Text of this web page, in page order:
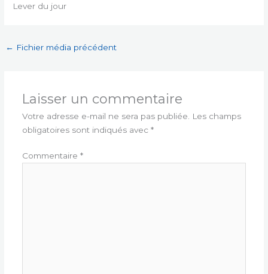
Lever du jour
← Fichier média précédent
Laisser un commentaire
Votre adresse e-mail ne sera pas publiée.
Les champs
obligatoires sont indiqués avec *
Commentaire *